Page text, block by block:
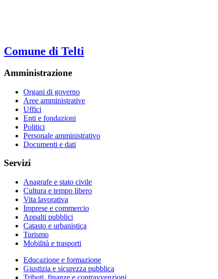
Comune di Telti
Amministrazione
Organi di governo
Aree amministrative
Uffici
Enti e fondazioni
Politici
Personale amministrativo
Documenti e dati
Servizi
Anagrafe e stato civile
Cultura e tempo libero
Vita lavorativa
Imprese e commercio
Appalti pubblici
Catasto e urbanistica
Turismo
Mobilità e trasporti
Educazione e formazione
Giustizia e sicurezza pubblica
Tributi, finanze e contravvenzioni